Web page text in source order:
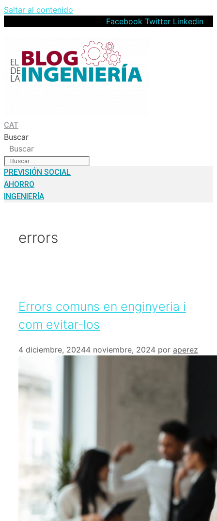
Saltar al contenido
Facebook Twitter Linkedin
CAT
Buscar
Buscar
PREVISIÓN SOCIAL
AHORRO
INGENIERÍA
errors
Errors comuns en enginyeria i
com evitar-los
4 diciembre, 20244 noviembre, 2024 por aperez